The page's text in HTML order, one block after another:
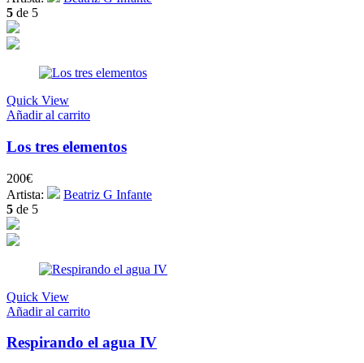
5 de 5
Quick View
Añadir al carrito
Los tres elementos
200€
Artista:
Beatriz G Infante
5 de 5
Quick View
Añadir al carrito
Respirando el agua IV